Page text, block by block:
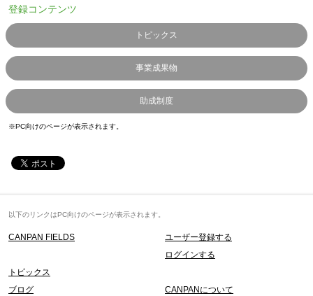
登録コンテンツ
トピックス
事業成果物
助成制度
※PC向けのページが表示されます。
以下のリンクはPC向けのページが表示されます。
CANPAN FIELDS
ユーザー登録する
ログインする
トピックス
ブログ
CANPANについて